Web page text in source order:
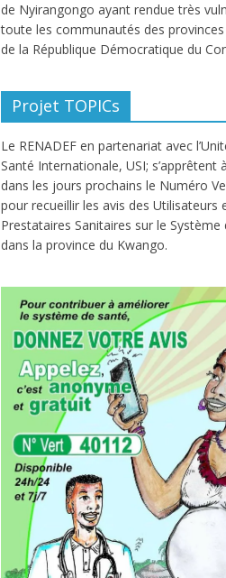
de Nyirangongo ayant rendue très
toute les communautés des provinces
de la République Démocratique du
Projet TOPICs
Le RENADEF en partenariat avec
Santé Internationale, USI; s’apprêtent
dans les jours prochains le Numéro
pour recueillir les avis des Utilisateurs
Prestataires Sanitaires sur le Système
dans la province du Kwango.